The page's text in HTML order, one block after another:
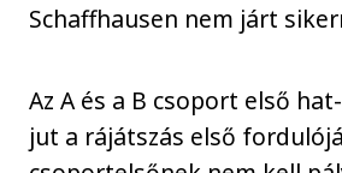
Schaffhausen nem járt
Az A és a B csoport első
jut a rájátszás első